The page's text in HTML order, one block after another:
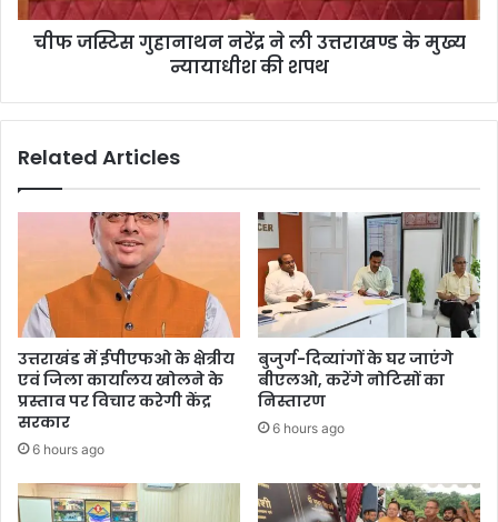
चीफ जस्टिस गुहानाथन नरेंद्र ने ली उत्तराखण्ड के मुख्य
न्यायाधीश की शपथ
Related Articles
उत्तराखंड में ईपीएफओ के क्षेत्रीय
एवं जिला कार्यालय खोलने के
प्रस्ताव पर विचार करेगी केंद्र
सरकार
6 hours ago
बुजुर्ग-दिव्यांगों के घर जाएंगे
बीएलओ, करेंगे नोटिसों का
निस्तारण
6 hours ago